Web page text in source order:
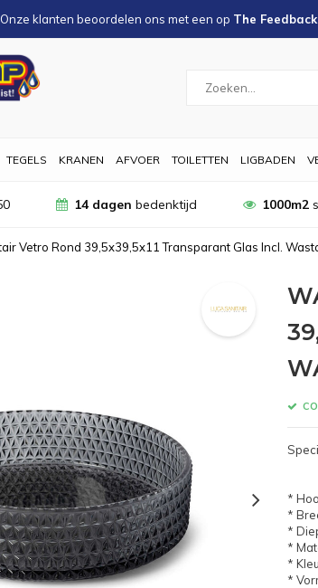
Onze klanten beoordelen ons met een op The
TEGELS KRANEN AFVOER TOILETTEN LIGBADEN
14 dagen bedenktijd 1000m2
Vetro Rond 39,5x39,5x11 Transparant Glas Incl.
*
*
*
*
*
*